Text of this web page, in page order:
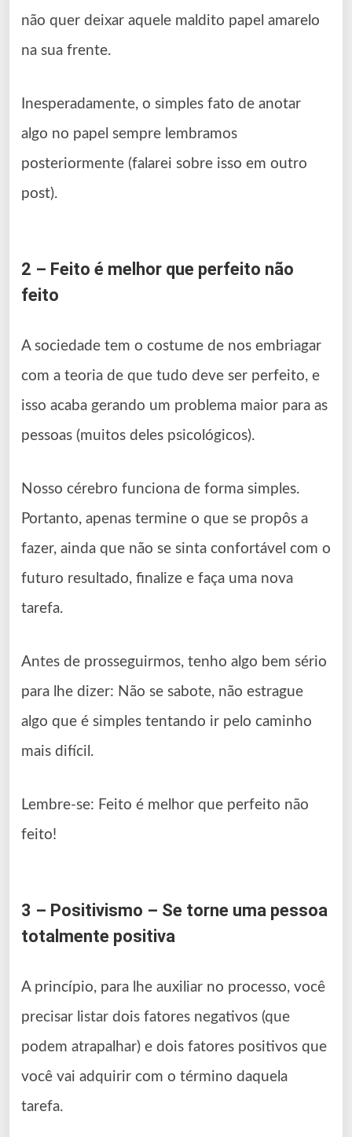
não quer deixar aquele maldito papel amarelo
na sua frente.
Inesperadamente, o simples fato de anotar
algo no papel sempre lembramos
posteriormente (falarei sobre isso em outro
post).
2 – Feito é melhor que perfeito não
feito
A sociedade tem o costume de nos embriagar
com a teoria de que tudo deve ser perfeito, e
isso acaba gerando um problema maior para as
pessoas (muitos deles psicológicos).
Nosso cérebro funciona de forma simples.
Portanto, apenas termine o que se propôs a
fazer, ainda que não se sinta confortável com o
futuro resultado, finalize e faça uma nova
tarefa.
Antes de prosseguirmos, tenho algo bem sério
para lhe dizer: Não se sabote, não estrague
algo que é simples tentando ir pelo caminho
mais difícil.
Lembre-se: Feito é melhor que perfeito não
feito!
3 – Positivismo – Se torne uma pessoa
totalmente positiva
A princípio, para lhe auxiliar no processo, você
precisar listar dois fatores negativos (que
podem atrapalhar) e dois fatores positivos que
você vai adquirir com o término daquela
tarefa.